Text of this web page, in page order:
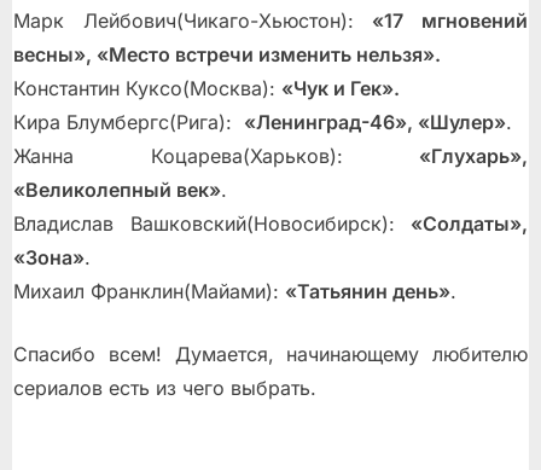
Марк Лейбович(Чикаго-Хьюстон): «17 мгновений
весны», «Место встречи изменить нельзя».
Константин Куксо(Москва): «Чук и Гек».
Кира Блумбергс(Рига): «Ленинград-46», «Шулер».
Жанна Коцарева(Харьков): «Глухарь»,
«Великолепный век».
Владислав Вашковский(Новосибирск): «Солдаты»,
«Зона».
Михаил Франклин(Майами): «Татьянин день».
Спасибо всем! Думается, начинающему любителю
сериалов есть из чего выбрать.